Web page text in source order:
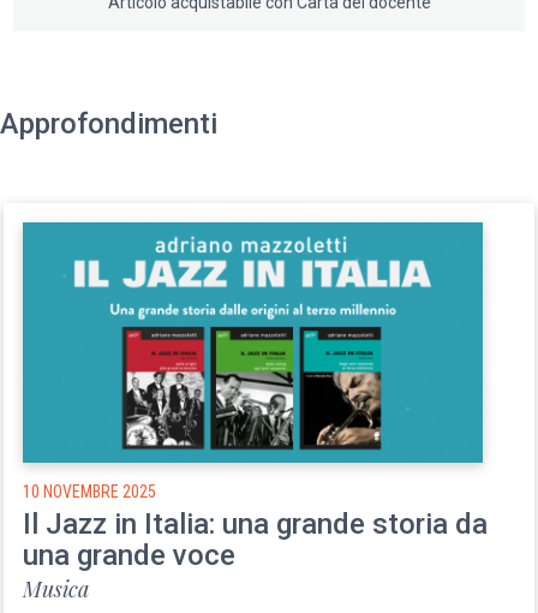
Approfondimenti
10 NOVEMBRE 2025
Il Jazz in Italia: una grande storia da
una grande voce
Musica